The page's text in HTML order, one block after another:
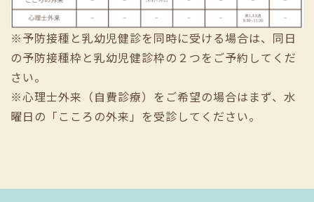
※予防接種と乳幼児健診を同時に受ける場合は、同日
の予防接種枠と乳幼児健診枠の２つをご予約してくだ
さい。
※心理士外来（自費診療）をご希望の場合はまず、水
曜日の「こころの外来」を受診してください。